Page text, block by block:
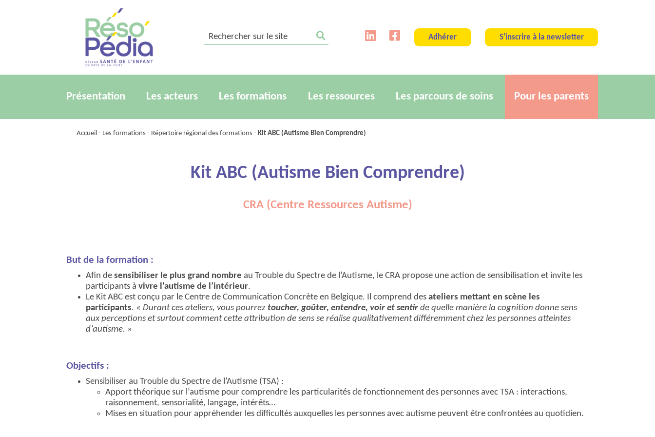
Rechercher sur le site Adhérer S'inscrire à la newsletter
Présentation Les acteurs Les formations Les ressources Les parcours de soins Pour les parents
Accueil - Les formations - Répertoire régional des formations - Kit ABC (Autisme Bien Comprendre)
Kit ABC (Autisme Bien Comprendre)
CRA (Centre Ressources Autisme)
But de la formation :
Afin de sensibiliser le plus grand nombre au Trouble du Spectre de l’Autisme, le CRA propose une action de sensibilisation et invite les
participants à vivre l’autisme de l’intérieur.
Le Kit ABC est conçu par le Centre de Communication Concrète en Belgique. Il comprend des ateliers mettant en scène les
participants. « Durant ces ateliers, vous pourrez toucher, goûter, entendre, voir et sentir de quelle manière la cognition donne sens
aux perceptions et surtout comment cette attribution de sens se réalise qualitativement différemment chez les personnes atteintes
d’autisme. »
Objectifs :
Sensibiliser au Trouble du Spectre de l’Autisme (TSA) :
Apport théorique sur l’autisme pour comprendre les particularités de fonctionnement des personnes avec TSA : interactions,
raisonnement, sensorialité, langage, intérêts…
Mises en situation pour appréhender les difficultés auxquelles les personnes avec autisme peuvent être confrontées au quotidien.